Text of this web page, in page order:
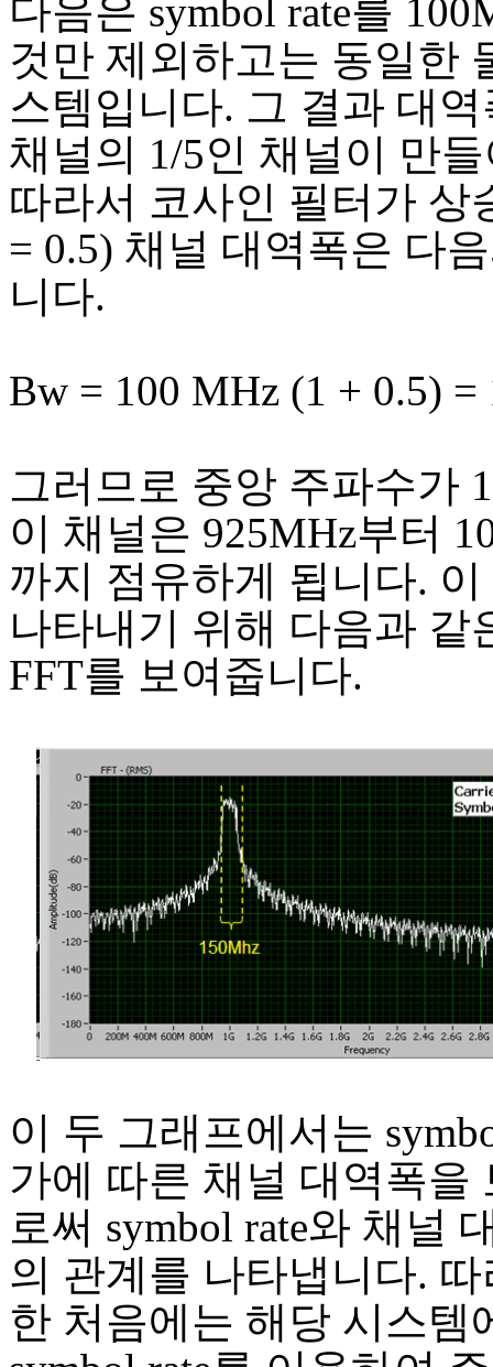
다음은 symbol rate를
것만 제외하고는 동일한
스템입니다. 그 결과 대
채널의 1/5인 채널이 만
따라서 코사인 필터가 상
= 0.5) 채널 대역폭은 다
니다.
Bw = 100 MHz (1 + 0.5) =
그러므로 중앙 주파수가
이 채널은 925MHz부터
까지 점유하게 됩니다.
나타내기 위해 다음과 같
FFT를 보여줍니다.
이 두 그래프에서는
가에 따른 채널 대역폭을
로써 symbol rate와 채널
의 관계를 나타냅니다.
한 처음에는 해당 시스템